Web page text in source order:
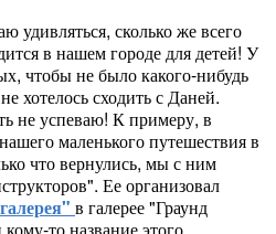
удивляться, сколько же всего
в нашем городе для детей! У
чтобы не было какого-нибудь
хотелось сходить с Даней.
не успеваю! К примеру, в
маленького путешествия в
что вернулись, мы с ним
Ее организовал
в галерее "Граунд